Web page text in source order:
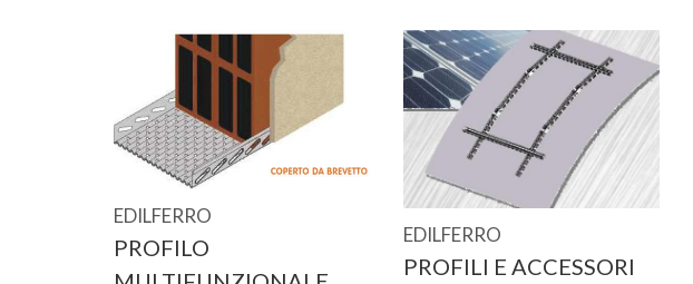
EDILFERRO
PROFILO
EDILFERRO
PROFILI E ACCESSORI